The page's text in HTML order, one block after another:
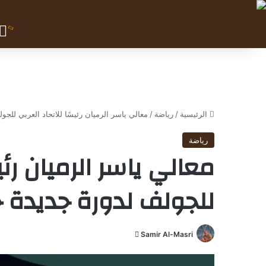
الرئيسية / رياضة / معالي ياسر الرميان رئيسًا للاتحاد العربي
رياضة
معالي ياسر الرميان
للجولف لدورة جديدة
Samir Al-Masri